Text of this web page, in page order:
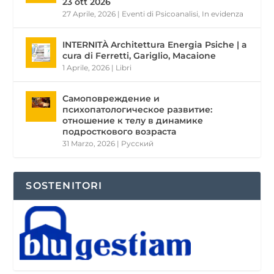
27 Aprile, 2026 | Eventi di Psicoanalisi In evidenza
INTERNITÀ Architettura Energia Psiche | a
cura di Ferretti, Gariglio, Macaione
1 Aprile, 2026 | Libri
Самоповреждение и
психопатологическое развитие:
отношение к телу в динамике
подросткового возраста
31 Marzo, 2026 | Pусский
SOSTENITORI